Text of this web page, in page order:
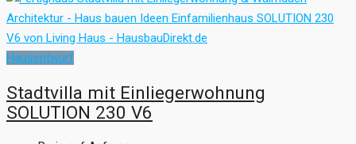
Hausentwurf
Stadtvilla mit Einliegerwohnung
SOLUTION 230 V6